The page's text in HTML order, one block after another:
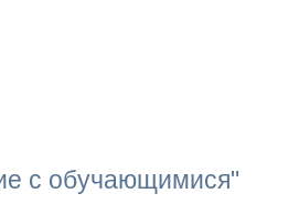
с обучающимися"